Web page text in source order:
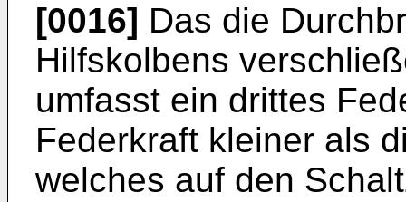
[0016] Das die
Hilfskolbens
umfasst ein drittes
Federkraft kleiner als
welches auf den